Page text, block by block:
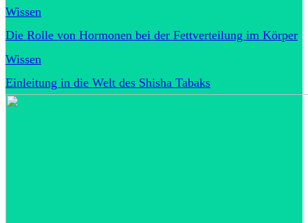
Wissen
Die Rolle von Hormonen bei der Fettverteilung im Körper
Wissen
Einleitung in die Welt des Shisha Tabaks